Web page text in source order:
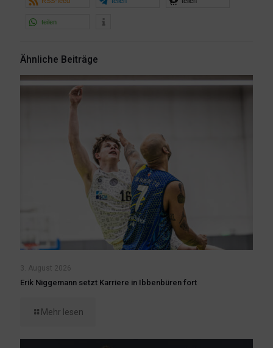
teilen
Ähnliche Beiträge
3. August 2026
Erik Niggemann setzt Karriere in Ibbenbüren fort
Mehr lesen